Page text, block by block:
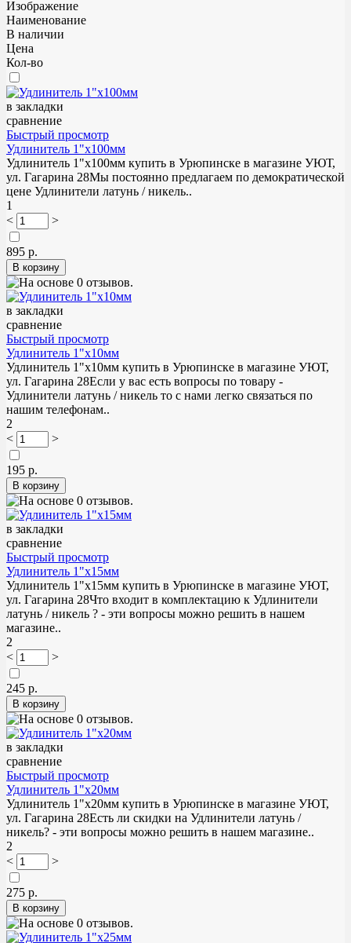
Изображение
Наименование
В наличии
Цена
Кол-во
в закладки
сравнение
Быстрый просмотр
Удлинитель 1"х100мм
Удлинитель 1"х100мм купить в Урюпинске в магазине УЮТ,
ул. Гагарина 28Мы постоянно предлагаем по демократической
цене Удлинители латунь / никель..
1
<
>
895 р.
в закладки
сравнение
Быстрый просмотр
Удлинитель 1"х10мм
Удлинитель 1"х10мм купить в Урюпинске в магазине УЮТ,
ул. Гагарина 28Если у вас есть вопросы по товару -
Удлинители латунь / никель то с нами легко связаться по
нашим телефонам..
2
<
>
195 р.
в закладки
сравнение
Быстрый просмотр
Удлинитель 1"х15мм
Удлинитель 1"х15мм купить в Урюпинске в магазине УЮТ,
ул. Гагарина 28Что входит в комплектацию к Удлинители
латунь / никель ? - эти вопросы можно решить в нашем
магазине..
2
<
>
245 р.
в закладки
сравнение
Быстрый просмотр
Удлинитель 1"х20мм
Удлинитель 1"х20мм купить в Урюпинске в магазине УЮТ,
ул. Гагарина 28Есть ли скидки на Удлинители латунь /
никель? - эти вопросы можно решить в нашем магазине..
2
<
>
275 р.